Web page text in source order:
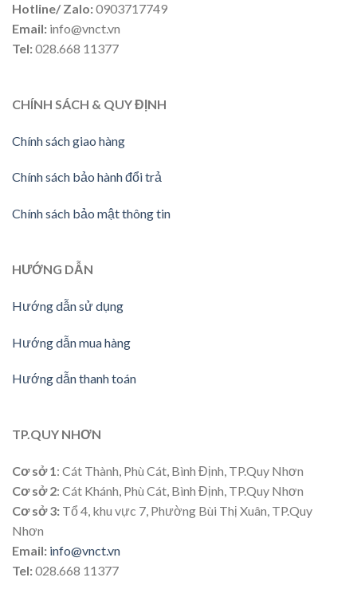
Hotline/ Zalo:0903717749
Email: info@vnct.vn
Tel:028.668 11377
CHÍNH SÁCH & QUY ĐỊNH
Chính sách giao hàng
Chính sách bảo hành đổi trả
Chính sách bảo mật thông tin
HƯỚNG DẪN
Hướng dẫn sử dụng
Hướng dẫn mua hàng
Hướng dẫn thanh toán
TP.QUY NHƠN
Cơ sở 1: Cát Thành, Phù Cát, Bình Định, TP.Quy Nhơn
Cơ sở 2: Cát Khánh, Phù Cát, Bình Định, TP.Quy Nhơn
Cơ sở 3: Tổ 4, khu vực 7, Phường Bùi Thị Xuân, TP.Quy
Nhơn
Email: info@vnct.vn
Tel:028.668 11377